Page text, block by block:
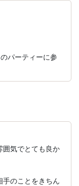
パーティーに参
囲気でとても良か
手のことをきちん